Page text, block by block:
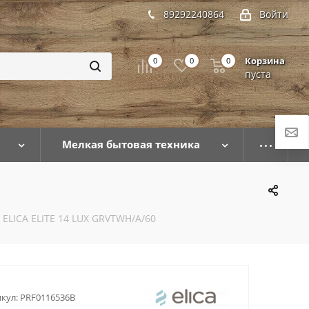
Войти
89292240864
0 0 Корзина
пуста
0
Мелкая бытовая техника
ELITE 14 LUX GRVTWH/A/60
PRF0116536B